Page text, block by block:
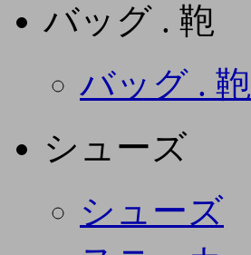
バッグ . 鞄
バッグ . 鞄
シューズ
シューズ